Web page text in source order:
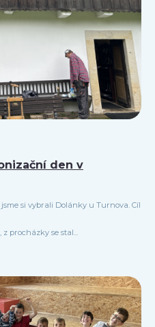
den v
si vybrali Dolánky u Turnova. Cíl
procházky se stal...